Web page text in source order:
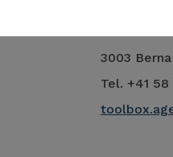
Ufficio
3003 Berna
Tel. +41